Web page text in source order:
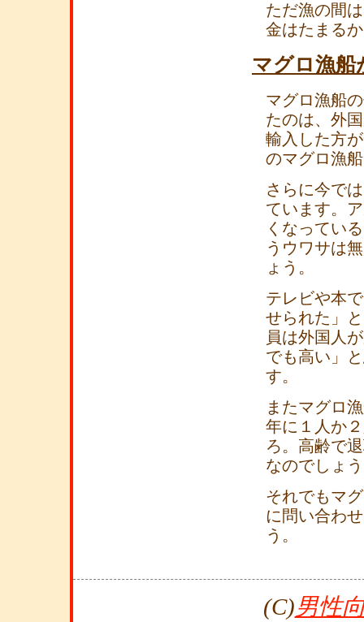
ただ漁の間
金はたまる
マグロ漁船
マグロ漁船
たのは、外
輸入した方
のマグロ漁
さらに今で
ています。
くなってい
うウワサは
ょう。
テレビや本
せられた」
員は外国人
でも高い」
す。
またマグロ
年に１人か
ろ。高齢で
なのでしょ
それでもマ
に問い合わ
う。
(C)男性